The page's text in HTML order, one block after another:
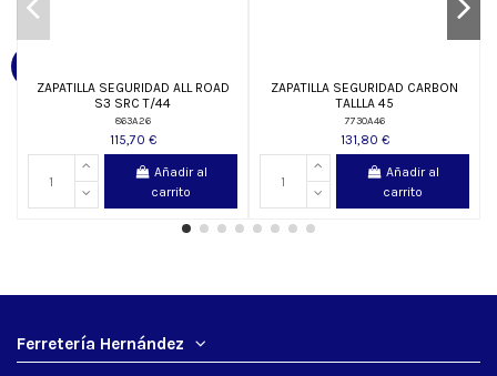
ZAPATILLA SEGURIDAD ALL ROAD
S3 SRC T/44
863A26
115,70 €
Añadir al
carrito
ZAPATILLA SEGURIDAD CARBON
TALLLA 45
7730A46
131,80 €
Añadir al
carrito
Ferretería Hernández